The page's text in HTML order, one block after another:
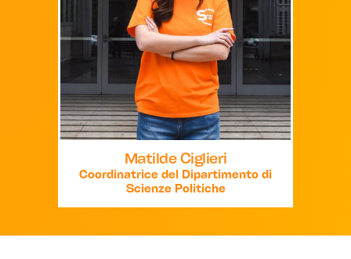
Matilde Ciglieri
Coordinatrice del Dipartimento di
Scienze Politiche